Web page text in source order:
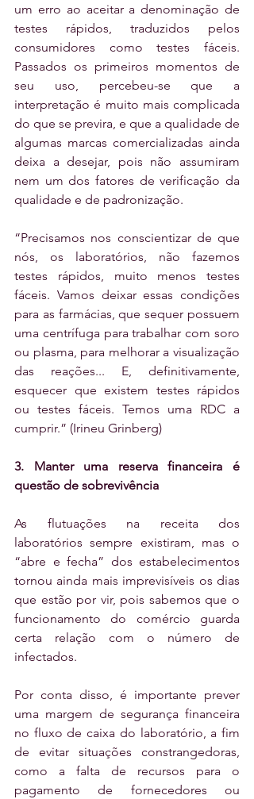
um erro ao aceitar a denominação de
testes rápidos, traduzidos pelos
consumidores como testes fáceis.
Passados os primeiros momentos de
seu uso, percebeu-se que a
interpretação é muito mais complicada
do que se previra, e que a qualidade de
algumas marcas comercializadas ainda
deixa a desejar, pois não assumiram
nem um dos fatores de verificação da
qualidade e de padronização.
“Precisamos nos conscientizar de que
nós, os laboratórios, não fazemos
testes rápidos, muito menos testes
fáceis. Vamos deixar essas condições
para as farmácias, que sequer possuem
uma centrífuga para trabalhar com soro
ou plasma, para melhorar a visualização
das reações... E, definitivamente,
esquecer que existem testes rápidos
ou testes fáceis. Temos uma RDC a
cumprir.” (Irineu Grinberg)
3. Manter uma reserva financeira é
questão de sobrevivência
As flutuações na receita dos
laboratórios sempre existiram, mas o
“abre e fecha” dos estabelecimentos
tornou ainda mais imprevisíveis os dias
que estão por vir, pois sabemos que o
funcionamento do comércio guarda
certa relação com o número de
infectados.
Por conta disso, é importante prever
uma margem de segurança financeira
no fluxo de caixa do laboratório, a fim
de evitar situações constrangedoras,
como a falta de recursos para o
pagamento de fornecedores ou